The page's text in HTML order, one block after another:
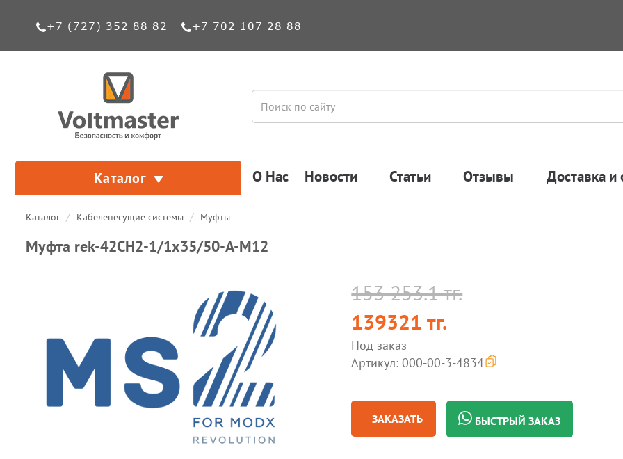
+7 (727) 352 88 82 +7 702 107 28 88
Каталог О Нас Новости Статьи Отзывы Доставка и
Каталог Кабеленесущие системы Муфты
Муфта rek-42CH2-1/1х35/50-A-M12
153 253.1 тг.
139321 тг.
Под заказ
Артикул: 000-00-3-4834
ЗАКАЗАТЬ БЫСТРЫЙ ЗАКАЗ